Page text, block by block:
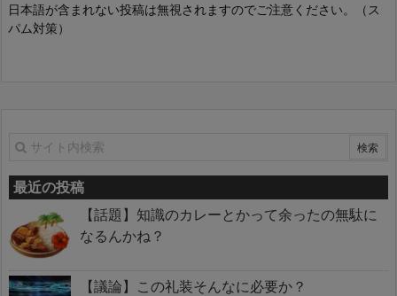
日本語が含まれない投稿は無視されますのでご注意ください。（ス
パム対策）
最近の投稿
【話題】知識のカレーとかって余ったの無駄に
なるんかね？
【議論】この礼装そんなに必要か？